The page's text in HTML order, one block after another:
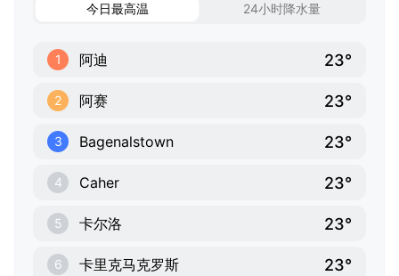
今日最高温 24小时降水量
1 阿迪 23°
2 阿赛 23°
3 Bagenalstown 23°
4 Caher 23°
5 卡尔洛 23°
6 卡里克马克罗斯 23°